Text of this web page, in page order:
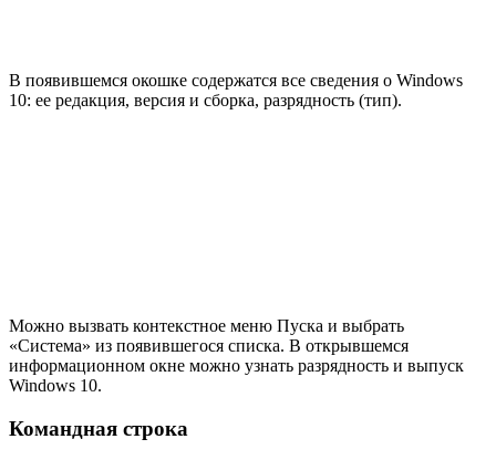
В появившемся окошке содержатся все сведения о Windows
10: ее редакция, версия и сборка, разрядность (тип).
Можно вызвать контекстное меню Пуска и выбрать
«Система» из появившегося списка. В открывшемся
информационном окне можно узнать разрядность и выпуск
Windows 10.
Командная строка